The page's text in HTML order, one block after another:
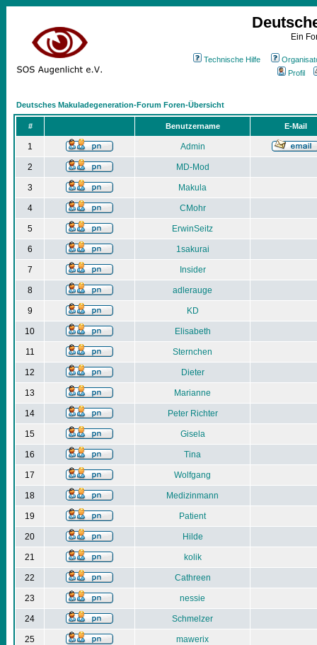
Ein
Technische Hilfe
Profil
Deutsches Makuladegeneration-Forum Foren-Übersicht
# Benutzername E-Mail
1 Admin
2 MD-Mod
3 Makula
4 CMohr
5 ErwinSeitz
6 1sakurai
7 Insider
8 adlerauge
9 KD
10 Elisabeth
11 Sternchen
12 Dieter
13 Marianne
14 Peter Richter
15 Gisela
16 Tina
17 Wolfgang
18 Medizinmann
19 Patient
20 Hilde
21 kolik
22 Cathreen
23 nessie
24 Schmelzer
25 mawerix